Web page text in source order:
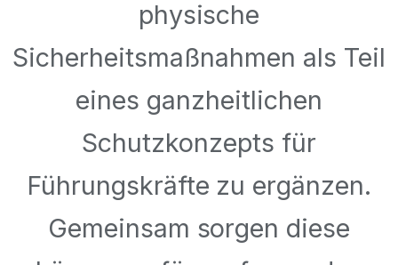
physische
Sicherheitsmaßnahmen als Teil
eines ganzheitlichen
Schutzkonzepts für
Führungskräfte zu ergänzen.
Gemeinsam sorgen diese